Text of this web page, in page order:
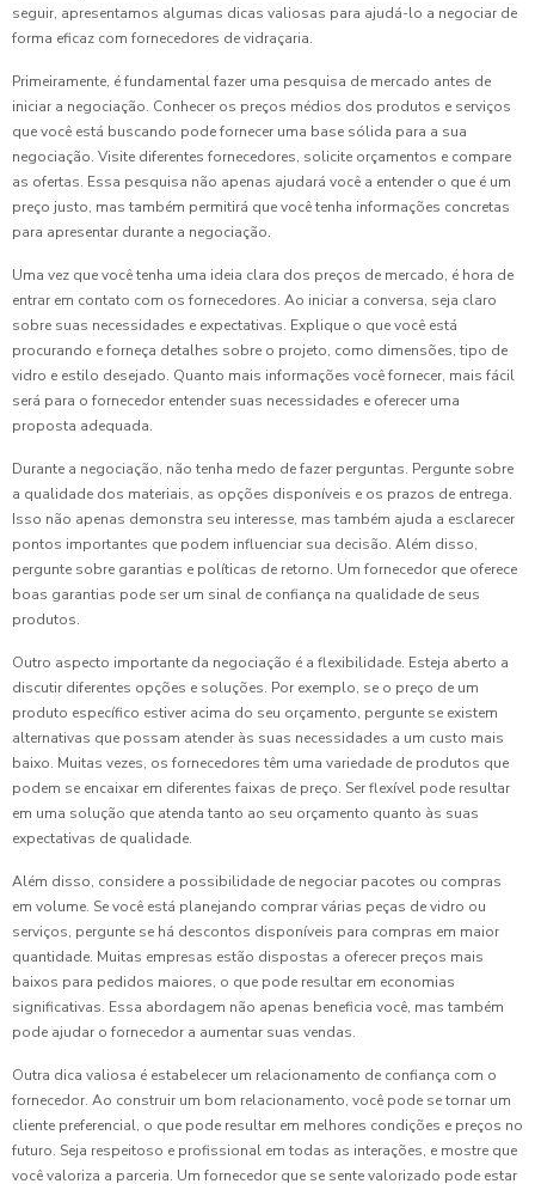
seguir, apresentamos algumas dicas valiosas para ajudá-lo a negociar de
forma eficaz com fornecedores de vidraçaria.
Primeiramente, é fundamental fazer uma pesquisa de mercado antes de
iniciar a negociação. Conhecer os preços médios dos produtos e serviços
que você está buscando pode fornecer uma base sólida para a sua
negociação. Visite diferentes fornecedores, solicite orçamentos e compare
as ofertas. Essa pesquisa não apenas ajudará você a entender o que é um
preço justo, mas também permitirá que você tenha informações concretas
para apresentar durante a negociação.
Uma vez que você tenha uma ideia clara dos preços de mercado, é hora de
entrar em contato com os fornecedores. Ao iniciar a conversa, seja claro
sobre suas necessidades e expectativas. Explique o que você está
procurando e forneça detalhes sobre o projeto, como dimensões, tipo de
vidro e estilo desejado. Quanto mais informações você fornecer, mais fácil
será para o fornecedor entender suas necessidades e oferecer uma
proposta adequada.
Durante a negociação, não tenha medo de fazer perguntas. Pergunte sobre
a qualidade dos materiais, as opções disponíveis e os prazos de entrega.
Isso não apenas demonstra seu interesse, mas também ajuda a esclarecer
pontos importantes que podem influenciar sua decisão. Além disso,
pergunte sobre garantias e políticas de retorno. Um fornecedor que oferece
boas garantias pode ser um sinal de confiança na qualidade de seus
produtos.
Outro aspecto importante da negociação é a flexibilidade. Esteja aberto a
discutir diferentes opções e soluções. Por exemplo, se o preço de um
produto específico estiver acima do seu orçamento, pergunte se existem
alternativas que possam atender às suas necessidades a um custo mais
baixo. Muitas vezes, os fornecedores têm uma variedade de produtos que
podem se encaixar em diferentes faixas de preço. Ser flexível pode resultar
em uma solução que atenda tanto ao seu orçamento quanto às suas
expectativas de qualidade.
Além disso, considere a possibilidade de negociar pacotes ou compras
em volume. Se você está planejando comprar várias peças de vidro ou
serviços, pergunte se há descontos disponíveis para compras em maior
quantidade. Muitas empresas estão dispostas a oferecer preços mais
baixos para pedidos maiores, o que pode resultar em economias
significativas. Essa abordagem não apenas beneficia você, mas também
pode ajudar o fornecedor a aumentar suas vendas.
Outra dica valiosa é estabelecer um relacionamento de confiança com o
fornecedor. Ao construir um bom relacionamento, você pode se tornar um
cliente preferencial, o que pode resultar em melhores condições e preços no
futuro. Seja respeitoso e profissional em todas as interações, e mostre que
você valoriza a parceria. Um fornecedor que se sente valorizado pode estar